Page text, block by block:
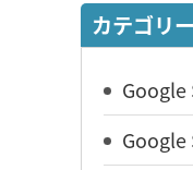
カテゴリー
Google
Google